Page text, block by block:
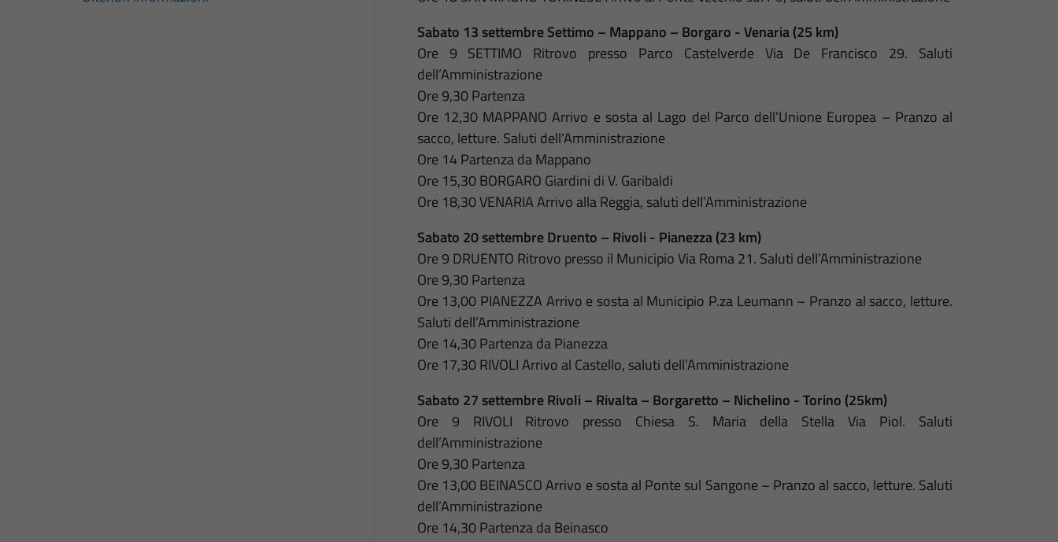
Sabato 13 settembre Settimo – Mappano – Borgaro - Venaria (25 km)
Ore 9 SETTIMO Ritrovo presso Parco Castelverde Via De Francisco 29. Saluti
dell’Amministrazione
Ore 9,30 Partenza
Ore 12,30 MAPPANO Arrivo e sosta al Lago del Parco dell’Unione Europea – Pranzo al
sacco, letture. Saluti dell’Amministrazione
Ore 14 Partenza da Mappano
Ore 15,30 BORGARO Giardini di V. Garibaldi
Ore 18,30 VENARIA Arrivo alla Reggia, saluti dell’Amministrazione
Sabato 20 settembre Druento – Rivoli - Pianezza (23 km)
Ore 9 DRUENTO Ritrovo presso il Municipio Via Roma 21. Saluti dell’Amministrazione
Ore 9,30 Partenza
Ore 13,00 PIANEZZA Arrivo e sosta al Municipio P.za Leumann – Pranzo al sacco, letture.
Saluti dell’Amministrazione
Ore 14,30 Partenza da Pianezza
Ore 17,30 RIVOLI Arrivo al Castello, saluti dell’Amministrazione
Sabato 27 settembre Rivoli – Rivalta – Borgaretto – Nichelino - Torino (25km)
Ore 9 RIVOLI Ritrovo presso Chiesa S. Maria della Stella Via Piol. Saluti
dell’Amministrazione
Ore 9,30 Partenza
Ore 13,00 BEINASCO Arrivo e sosta al Ponte sul Sangone – Pranzo al sacco, letture. Saluti
dell’Amministrazione
Ore 14,30 Partenza da Beinasco